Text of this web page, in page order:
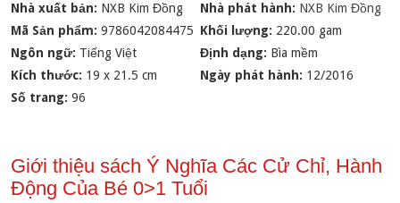
Nhà xuất bản: NXB Kim Đồng Nhà phát hành: NXB Kim Đồng
Mã Sản phẩm:9786042084475 Khối lượng: 220.00 gam
Ngôn ngữ: Tiếng Việt Định dạng: Bìa mềm
Kích thước: 19 x 21.5 cm Ngày phát hành: 12/2016
Số trang:96
Giới thiệu sách Ý Nghĩa Các Cử Chỉ, Hành
Động Của Bé 0>1 Tuổi